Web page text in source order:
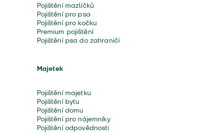
Pojištění mazlíčků
Pojištění pro psa
Pojištění pro kočku
Premium pojištění
Pojištění psa do zahraničí
Majetek
Pojištění majetku
Pojištění bytu
Pojištění domu
Pojištění pro nájemníky
Pojištění odpovědnosti